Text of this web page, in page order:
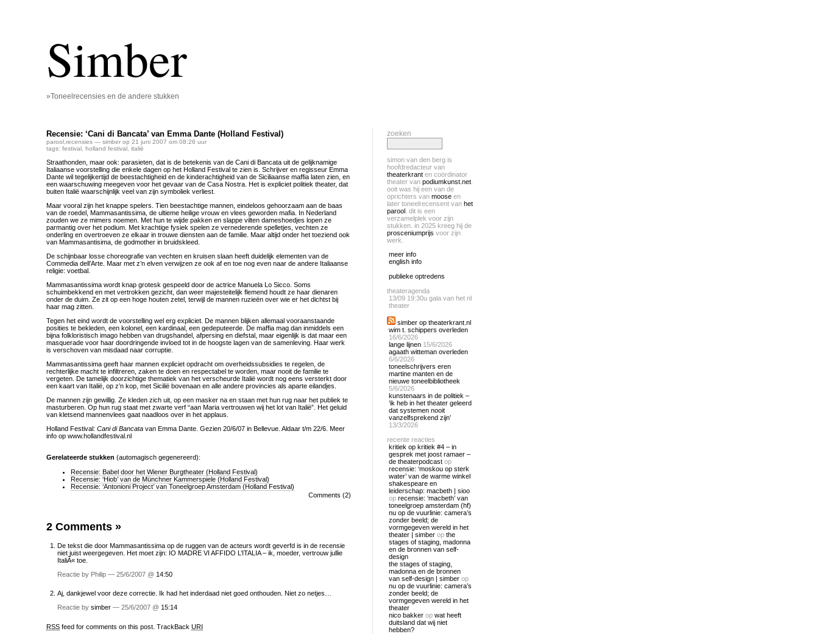
Simber
»Toneelrecensies en de andere stukken
Recensie: ‘Cani di Bancata’ van Emma Dante (Holland Festival)
parool recensies — simber op 21 juni 2007 om 08:26 uur
tags: festival holland festival italië
Straathonden, maar ook: parasieten, dat is de betekenis van de Cani di Bancata uit de gelijknamige
Italiaanse voorstelling die enkele dagen op het Holland Festival te zien is. Schrijver en regisseur Emma
Dante wil tegelijkertijd de beestachtigheid en de kinderachtigheid van de Siciliaanse maffia laten zien, en
een waarschuwing meegeven voor het gevaar van de Casa Nostra. Het is expliciet politiek theater, dat
buiten Italië waarschijnlijk veel van zijn symboliek verliest.
Maar vooral zijn het knappe spelers. Tien beestachtige mannen, eindeloos gehoorzaam aan de baas
van de roedel, Mammasantissima, de ultieme heilige vrouw en vlees geworden mafia. In Nederland
zouden we ze mimers noemen. Met hun te wijde pakken en slappe vilten dameshoedjes lopen ze
parmantig over het podium. Met krachtige fysiek spelen ze vernederende spelletjes, vechten ze
onderling en overtroeven ze elkaar in trouwe diensten aan de familie. Maar altijd onder het toeziend ook
van Mammasantisima, de godmother in bruidskleed.
De schijnbaar losse choreografie van vechten en kruisen slaan heeft duidelijk elementen van de
Commedia dell’Arte. Maar met z’n elven verwijzen ze ook af en toe nog even naar de andere Italiaanse
religie: voetbal.
Mammasantissima wordt knap grotesk gespeeld door de actrice Manuela Lo Sicco. Soms
schuimbekkend en met vertrokken gezicht, dan weer majesteitelijk flemend houdt ze haar dienaren
onder de duim. Ze zit op een hoge houten zetel, terwijl de mannen ruzieën over wie er het dichtst bij
haar mag zitten.
Tegen het eind wordt de voorstelling wel erg expliciet. De mannen blijken allemaal vooraanstaande
posities te bekleden, een kolonel, een kardinaal, een gedeputeerde. De maffia mag dan inmiddels een
bijna folkloristisch imago hebben van drugshandel, afpersing en diefstal, maar eigenlijk is dat maar een
masquerade voor haar doordringende invloed tot in de hoogste lagen van de samenleving. Haar werk
is verschoven van misdaad naar corruptie.
Mammasantissima geeft haar mannen expliciet opdracht om overheidssubsidies te regelen, de
rechterlijke macht te infiltreren, zaken te doen en respectabel te worden, maar nooit de familie te
vergeten. De tamelijk doorzichtige thematiek van het verscheurde Italië wordt nog eens versterkt door
een kaart van Italië, op z’n kop, met Sicilië bovenaan en alle andere provincies als aparte eilandjes.
De mannen zijn gewillig. Ze kleden zich uit, op een masker na en staan met hun rug naar het publiek te
masturberen. Op hun rug staat met zwarte verf “aan Maria vertrouwen wij het lot van Italië”. Het geluid
van kletsend mannenvlees gaat naadloos over in het applaus.
Holland Festival: Cani di Bancata van Emma Dante. Gezien 20/6/07 in Bellevue. Aldaar t/m 22/6. Meer
info op www.hollandfestival.nl
Gerelateerde stukken (automagisch gegenereerd):
Recensie: Babel door het Wiener Burgtheater (Holland Festival)
Recensie: ‘Hiob’ van de Münchner Kammerspiele (Holland Festival)
Recensie: ‘Antonioni Project’ van Toneelgroep Amsterdam (Holland Festival)
Comments (2)
2 Comments »
De tekst die door Mammasantissima op de ruggen van de acteurs wordt geverfd is in de recensie
niet juist weergegeven. Het moet zijn: IO MADRE VI AFFIDO L’ITALIA – ik, moeder, vertrouw jullie
ItaliÃ« toe.
Reactie by Philip — 25/6/2007 @ 14:50
Aj, dankjewel voor deze correctie. Ik had het inderdaad niet goed onthouden. Niet zo netjes…
Reactie by simber — 25/6/2007 @ 15:14
RSS feed for comments on this post. TrackBack URI
zoeken
simon van den berg is
hoofdredacteur van
theaterkrant en coördinator
theater van podiumkunst.net
ooit was hij een van de
oprichters van moose en
later toneelrecensent van het
parool . dit is een
verzamelplek voor zijn
stukken. in 2025 kreeg hij de
prosceniumprijs voor zijn
werk.
meer info
english info
publieke optredens
theateragenda
13/09 19:30u gala van het nl
theater
simber op theaterkrant.nl
wim t. schippers overleden
16/6/2026
lange lijnen 15/6/2026
agaath witteman overleden
6/6/2026
toneelschrijvers eren
martine manten en de
nieuwe toneelbibliotheek
5/6/2026
kunstenaars in de politiek –
‘ik heb in het theater geleerd
dat systemen nooit
vanzelfsprekend zijn’
13/3/2026
recente reacties
kritiek op kritiek #4 – in
gesprek met joost ramaer –
de theaterpodcast op
recensie: ‘moskou op sterk
water’ van de warme winkel
shakespeare en
leiderschap: macbeth | sioo
op recensie: ‘macbeth’ van
toneelgroep amsterdam (hf)
nu op de vuurlinie: camera’s
zonder beeld; de
vormgegeven wereld in het
theater | simber op the
stages of staging, madonna
en de bronnen van self-
design
the stages of staging,
madonna en de bronnen
van self-design | simber op
nu op de vuurlinie: camera’s
zonder beeld; de
vormgegeven wereld in het
theater
nico bakker op wat heeft
duitsland dat wij niet
hebben?